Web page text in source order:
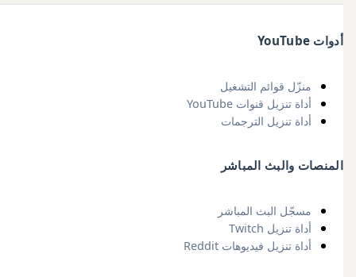
أدوات YouTube
منزّل قوائم التشغيل
أداة تنزيل قنوات YouTube
أداة تنزيل الترجمات
المنصات والبث المباشر
مسجّل البث المباشر
أداة تنزيل Twitch
أداة تنزيل فيديوهات Reddit